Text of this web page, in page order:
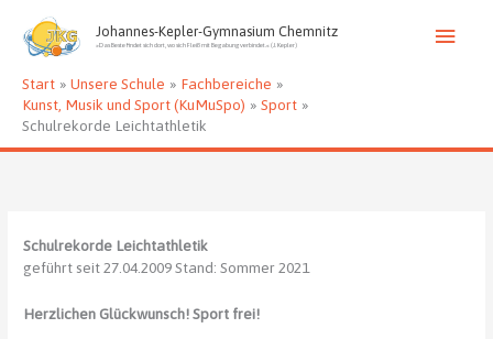
Inhalt
springen
Johannes-Kepler-Gymnasium Chemnitz
»Das Beste findet sich dort, wo sich Fleiß mit Begabung verbindet.« (J. Kepler)
Start Unsere Schule
Fachbereiche
Kunst, Musik und Sport (KuMuSpo)
Sport
Schulrekorde Leichtathletik
Schulrekorde Leichtathletik
geführt seit 27.04.2009 Stand: Sommer 2021
Herzlichen Glückwunsch! Sport frei!